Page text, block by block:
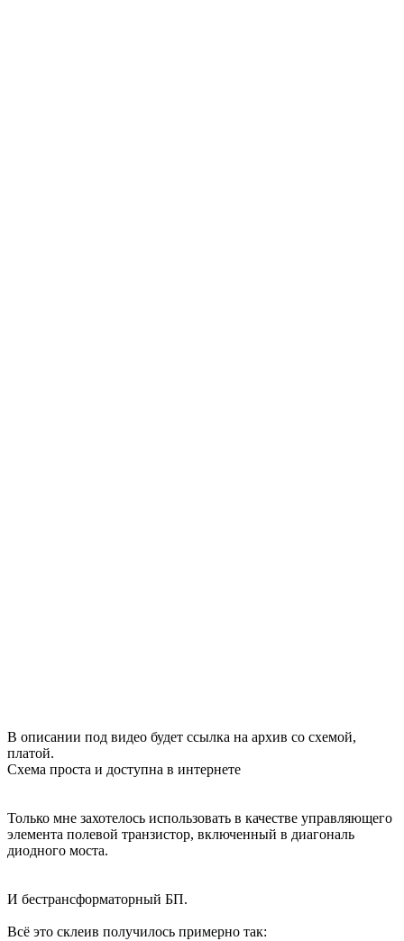
В описании под видео будет ссылка на архив со схемой,
платой.
Схема проста и доступна в интернете
Только мне захотелось использовать в качестве управляющего
элемента полевой транзистор, включенный в диагональ
диодного моста.
И бестрансформаторный БП.
Всё это склеив получилось примерно так: